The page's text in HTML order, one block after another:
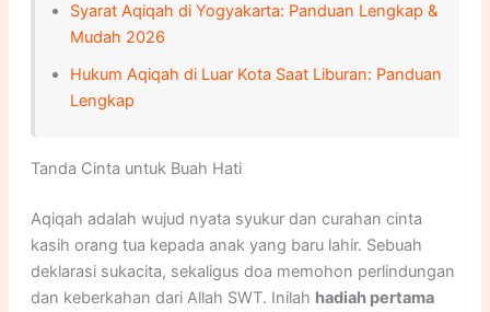
Syarat Aqiqah di Yogyakarta: Panduan Lengkap &
Mudah 2026
Hukum Aqiqah di Luar Kota Saat Liburan: Panduan
Lengkap
Tanda Cinta untuk Buah Hati
Aqiqah adalah wujud nyata syukur dan curahan cinta
kasih orang tua kepada anak yang baru lahir. Sebuah
deklarasi sukacita, sekaligus doa memohon perlindungan
dan keberkahan dari Allah SWT. Inilah hadiah pertama